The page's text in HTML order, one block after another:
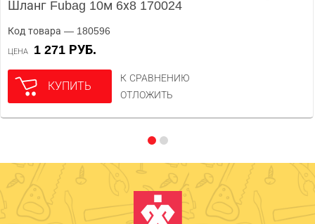
Шланг Fubag 10м 6х8 170024
Код товара — 180596
ЦЕНА 1 271 РУБ.
КУПИТЬ
К СРАВНЕНИЮ
ОТЛОЖИТЬ